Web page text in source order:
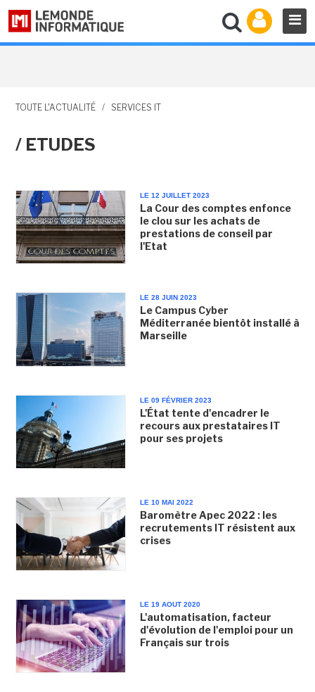
TOUTE L'ACTUALITÉ / SERVICES IT
/ ETUDES
LE 12 JUILLET 2023
La Cour des comptes enfonce
le clou sur les achats de
prestations de conseil par
l'Etat
LE 28 JUIN 2023
Le Campus Cyber
Méditerranée bientôt installé à
Marseille
LE 09 FÉVRIER 2023
L'État tente d'encadrer le
recours aux prestataires IT
pour ses projets
LE 10 MAI 2022
Baromètre Apec 2022 : les
recrutements IT résistent aux
crises
LE 19 AOUT 2020
L'automatisation, facteur
d'évolution de l'emploi pour un
Français sur trois